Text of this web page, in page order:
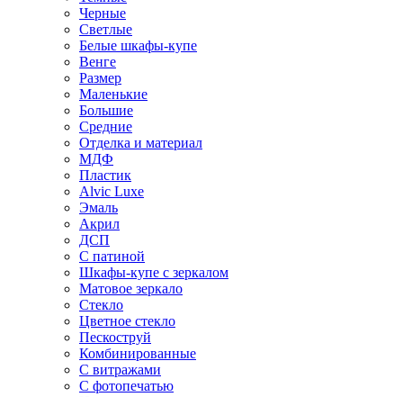
Черные
Светлые
Белые шкафы-купе
Венге
Размер
Маленькие
Большие
Средние
Отделка и материал
МДФ
Пластик
Alvic Luxe
Эмаль
Акрил
ДСП
С патиной
Шкафы-купе с зеркалом
Матовое зеркало
Стекло
Цветное стекло
Пескоструй
Комбинированные
С витражами
С фотопечатью